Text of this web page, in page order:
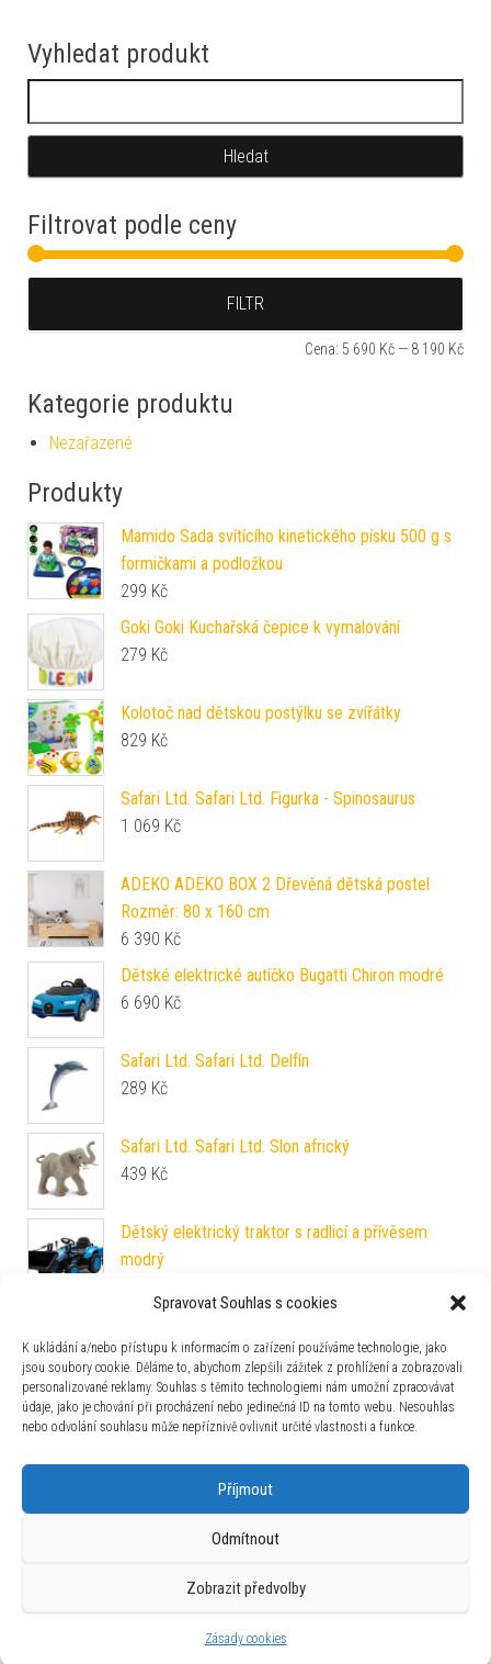
Spravovat Souhlas s cookies
K ukládání a/nebo přístupu k informacím o zařízení používáme technologie, jako
jsou soubory cookie. Děláme to, abychom zlepšili zážitek z prohlížení a zobrazovali
personalizované reklamy. Souhlas s těmito technologiemi nám umožní zpracovávat
údaje, jako je chování při procházení nebo jedinečná ID na tomto webu. Nesouhlas
nebo odvolání souhlasu může nepříznivě ovlivnit určité vlastnosti a funkce.
Příjmout
Odmítnout
Zobrazit předvolby
Zásady cookies
Vyhledat produkt
Filtrovat podle ceny
FILTR
Cena: 5 690 Kč — 8 190 Kč
Kategorie produktu
Nezařazené
Produkty
Mamido Sada svítícího kinetického písku 500 g s
formičkami a podložkou
299 Kč
Goki Goki Kuchařská čepice k vymalování
279 Kč
Kolotoč nad dětskou postýlku se zvířátky
829 Kč
Safari Ltd. Safari Ltd. Figurka - Spinosaurus
1 069 Kč
ADEKO ADEKO BOX 2 Dřevěná dětská postel
Rozměr: 80 x 160 cm
6 390 Kč
Dětské elektrické autíčko Bugatti Chiron modré
6 690 Kč
Safari Ltd. Safari Ltd. Delfín
289 Kč
Safari Ltd. Safari Ltd. Slon africký
439 Kč
Dětský elektrický traktor s radlicí a přívěsem
modrý
pouzdře
359Kč
Používáme WordPress (v češtině).|Šablona: Bulk Shop